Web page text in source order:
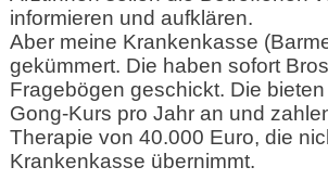
informieren und aufklären.
Aber meine Krankenkasse
gekümmert. Die haben sofort
Fragebögen geschickt. Die
Gong-Kurs pro Jahr an und
Therapie von 40.000 Euro, die
Krankenkasse übernimmt.